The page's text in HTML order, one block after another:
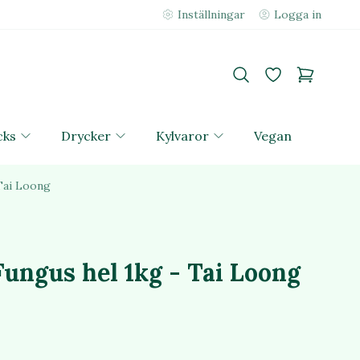
Inställningar Logga in
Drycker Kylvaror Vegan
Loong
hel 1kg - Tai Loong